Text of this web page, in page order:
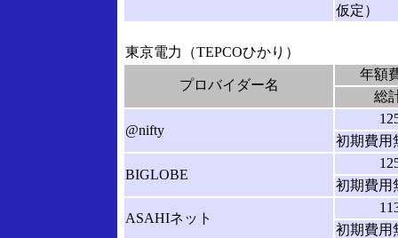
仮定）
東京電力（TEPCOひかり）
プロバイダー名
年額
総
@nifty
初期費用
BIGLOBE
初期費用
ASAHIネット
初期費用